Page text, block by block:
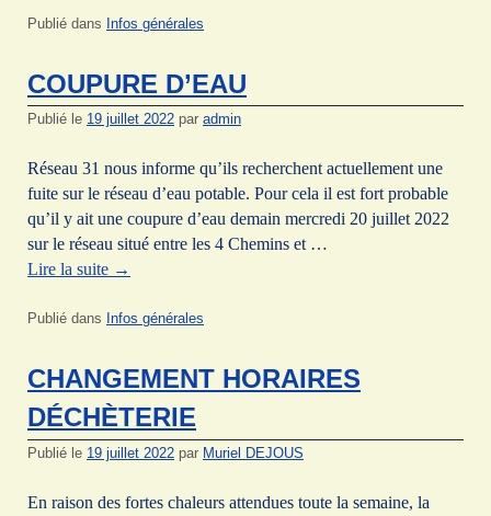
Publié dans Infos générales
COUPURE D’EAU
Publié le 19 juillet 2022 par admin
Réseau 31 nous informe qu’ils recherchent actuellement une
fuite sur le réseau d’eau potable. Pour cela il est fort probable
qu’il y ait une coupure d’eau demain mercredi 20 juillet 2022
sur le réseau situé entre les 4 Chemins et …
Lire la suite →
Publié dans Infos générales
CHANGEMENT HORAIRES
DÉCHÈTERIE
Publié le 19 juillet 2022 par Muriel DEJOUS
En raison des fortes chaleurs attendues toute la semaine, la